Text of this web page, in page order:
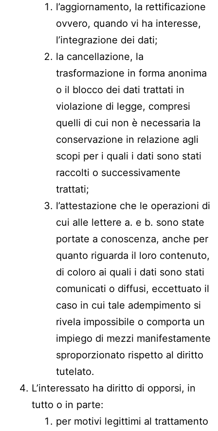
l’aggiornamento, la rettificazione
ovvero, quando vi ha interesse,
l’integrazione dei dati;
la cancellazione, la
trasformazione in forma anonima
o il blocco dei dati trattati in
violazione di legge, compresi
quelli di cui non è necessaria la
conservazione in relazione agli
scopi per i quali i dati sono stati
raccolti o successivamente
trattati;
l’attestazione che le operazioni di
cui alle lettere a. e b. sono state
portate a conoscenza, anche per
quanto riguarda il loro contenuto,
di coloro ai quali i dati sono stati
comunicati o diffusi, eccettuato il
caso in cui tale adempimento si
rivela impossibile o comporta un
impiego di mezzi manifestamente
sproporzionato rispetto al diritto
tutelato.
L’interessato ha diritto di opporsi, in
tutto o in parte:
per motivi legittimi al trattamento